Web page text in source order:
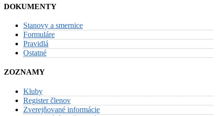
DOKUMENTY
Stanovy a smernice
Formuláre
Pravidlá
Ostatné
ZOZNAMY
Kluby
Register členov
Zverejňované informácie